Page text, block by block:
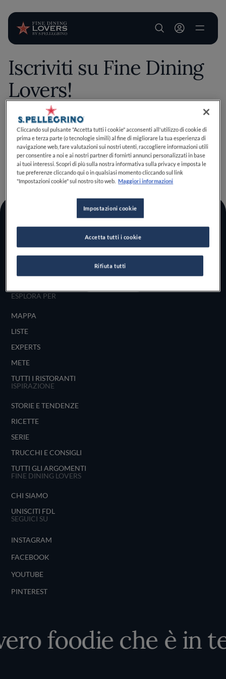
Salta al contenuto principale
User account
Iscriviti su Fine Dining
Lovers!
Salva questo contenuto esclusivo tra i tuoi preferiti
effettuando il login o iscrivendoti, bastano pochi clic per
migliorare la tua esperienza culinaria!
IscrivitiHo un account
TORNA A INIZIO PAGINA
Scopri il vero
foodie che è in te
ESPLORA PER
MAPPA
LISTE
EXPERTS
METE
TUTTI I RISTORANTI
ISPIRAZIONE
STORIE E TENDENZE
RICETTE
SERIE
TRUCCHI E CONSIGLI
TUTTI GLI ARGOMENTI
FINE DINING LOVERS
CHI SIAMO
UNISCITI FDL
SEGUICI SU
INSTAGRAM
FACEBOOK
YOUTUBE
PINTEREST
foodie che è in
Cliccando sul pulsante "Accetta tutti i cookie" acconsenti all'utilizzo di cookie di
prima e terza parte (o tecnologie simili) al fine di migliorare la tua esperienza di
navigazione web, fare valutazioni sui nostri utenti, raccogliere informazioni utili
per consentire a noi e ai nostri partner di fornirti annunci personalizzati in base
ai tuoi interessi. Scopri di più sulla nostra informativa sulla privacy e imposta le
tue preferenze cliccando qui o in qualsiasi momento cliccando sul link
"Impostazioni cookie" sul nostro sito web. Maggiori informazioni
Impostazioni cookie
Rifiuta tutti
Accetta tutti i cookie